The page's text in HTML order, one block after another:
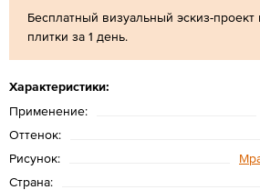
Бесплатный визуальный эскиз-проект
плитки за 1 день.
Характеристики:
Применение:
Оттенок:
Рисунок:
Страна: